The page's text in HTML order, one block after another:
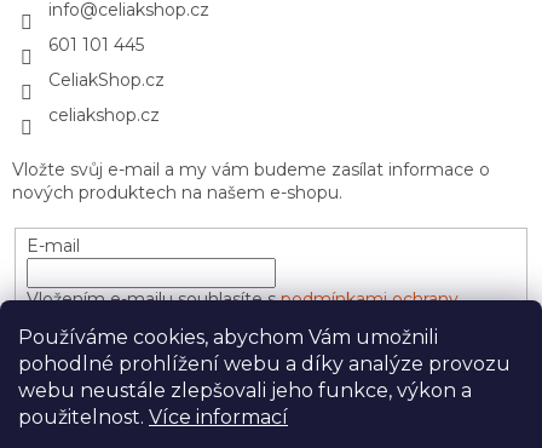
Používáme cookies, abychom Vám umožnili
pohodlné prohlížení webu a díky analýze provozu
webu neustále zlepšovali jeho funkce, výkon a
použitelnost. Více informací
info@celiakshop.cz
601 101 445
CeliakShop.cz
celiakshop.cz
Vložte svůj e-mail a my vám budeme zasílat informace o
nových produktech na našem e-shopu.
E-mail
Vložením e-mailu souhlasíte spodmínkami ochrany
PŘIHLÁSIT SE